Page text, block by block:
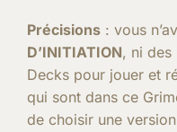
Précisions : vous
D’INITIATION, ni des
Decks pour jouer et
qui sont dans ce
de choisir une